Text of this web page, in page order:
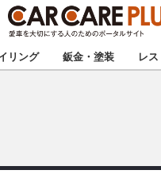
★カーケアプラス認定★
甲信越
リング 鈑金・塗装 レ